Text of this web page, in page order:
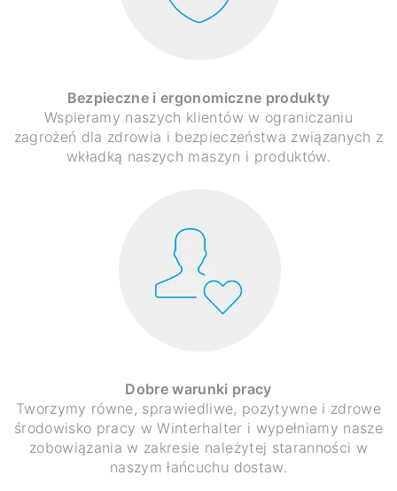
Bezpieczne i ergonomiczne produkty
Wspieramy naszych klientów w ograniczaniu
zagrożeń dla zdrowia i bezpieczeństwa związanych z
wkładką naszych maszyn i produktów.
Dobre warunki pracy
Tworzymy równe, sprawiedliwe, pozytywne i zdrowe
środowisko pracy w Winterhalter i wypełniamy nasze
zobowiązania w zakresie należytej staranności w
naszym łańcuchu dostaw.